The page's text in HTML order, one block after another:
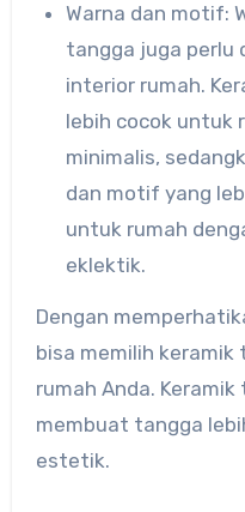
Warna dan motif:
tangga juga perlu
interior rumah.
lebih cocok untuk
minimalis,
dan motif yang
untuk rumah
eklektik.
Dengan
bisa memilih
rumah Anda.
membuat tangga
estetik.